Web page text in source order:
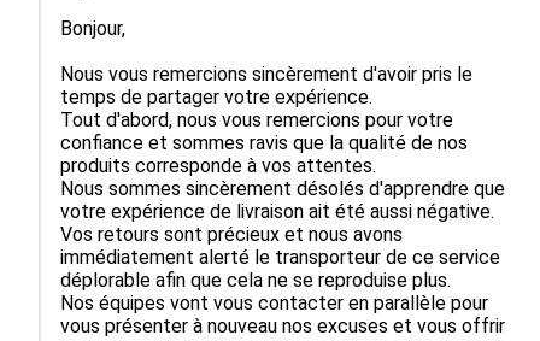
Bonjour,
Nous vous remercions sincèrement d'avoir pris le
temps de partager votre expérience.
Tout d'abord, nous vous remercions pour votre
confiance et sommes ravis que la qualité de nos
produits corresponde à vos attentes.
Nous sommes sincèrement désolés d'apprendre que
votre expérience de livraison ait été aussi négative.
Vos retours sont précieux et nous avons
immédiatement alerté le transporteur de ce service
déplorable afin que cela ne se reproduise plus.
Nos équipes vont vous contacter en parallèle pour
vous présenter à nouveau nos excuses et vous offrir